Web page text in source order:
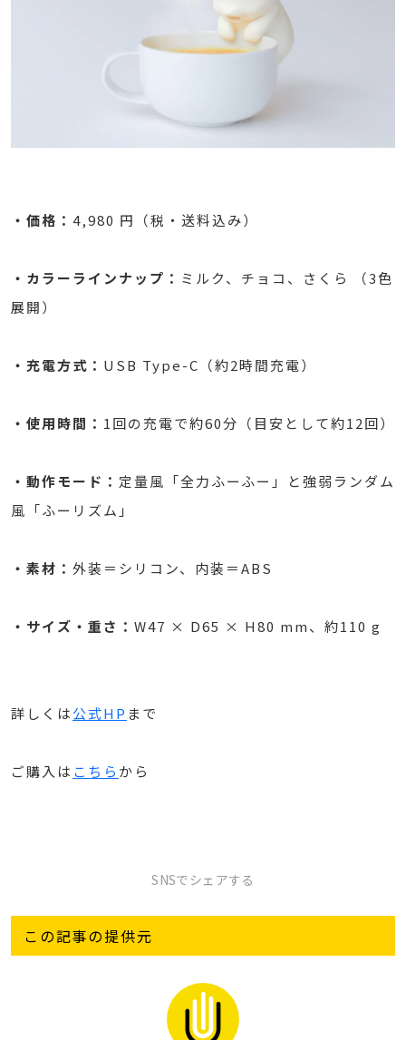
・価格： 4,980 円（税・送料込み）
・カラーラインナップ： ミルク、チョコ、さくら （3色
展開）
・充電方式： USB Type-C（約2時間充電）
・使用時間： 1回の充電で約60分（目安として約12回）
・動作モード： 定量風「全力ふーふー」と強弱ランダム
風「ふーリズム」
・素材： 外装＝シリコン、内装＝ABS
・サイズ・重さ： W47 × D65 × H80 mm、約110 g
詳しくは公式HP まで
ご購入は こちら から
SNSでシェアする
この記事の提供元